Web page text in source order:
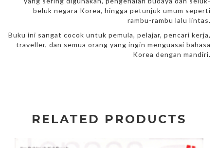
beluk negara Korea, hingga petunjuk umum seperti
rambu-rambu lalu lintas.
Buku ini sangat cocok untuk pemula, pelajar, pencari kerja,
traveller, dan semua orang yang ingin menguasai bahasa
Korea dengan mandiri.
RELATED PRODUCTS